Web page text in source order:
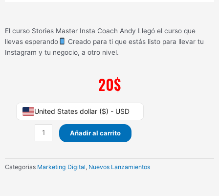
El curso Stories Master Insta Coach Andy Llegó el curso que
llevas esperando
Creado para ti que estás listo para llevar tu
Instagram y tu negocio, a otro nivel.
20$
United States dollar ($) - USD
Stories
Master
Coach
cantidad
Añadir al carrito
Categorias Marketing Digital, Nuevos Lanzamientos